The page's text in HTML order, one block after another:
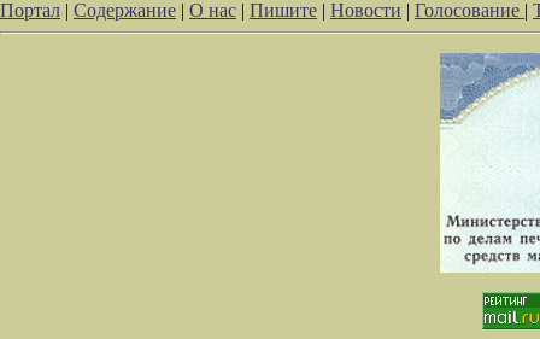
Портал | Содержание | О нас | Пишите | Новости | Голосование |